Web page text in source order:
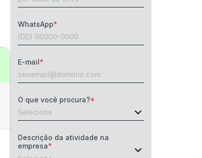
WhatsApp
E-mail
O que você procura?
Descrição da atividade na
empresa